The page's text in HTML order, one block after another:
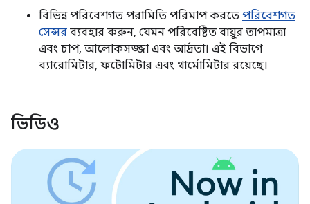
বিভিন্ন পরিবেশগত পরামিতি পরিমাপ করতে পরিবেশগত
সেন্সর ব্যবহার করুন, যেমন পরিবেষ্টিত বায়ুর তাপমাত্রা
এবং চাপ, আলোকসজ্জা এবং আর্দ্রতা। এই বিভাগে
ব্যারোমিটার, ফটোমিটার এবং থার্মোমিটার রয়েছে।
ভিডিও